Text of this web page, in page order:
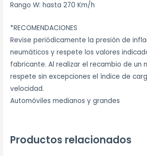
Rango W: hasta 270 Km/h
*RECOMENDACIONES
Revise periódicamente la presión de
neumáticos y respete los valores
fabricante. Al realizar el recambio de un
respete sin excepciones el índice de
velocidad.
Automóviles medianos y grandes
Productos relacionados